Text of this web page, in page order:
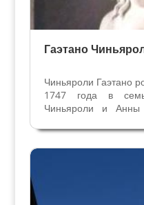
Гаэтано
Чиньяроли Гаэтано
1747 года в
Чиньяроли и Анны
известный
Гаэтано-
работы с отцом
Скрытая